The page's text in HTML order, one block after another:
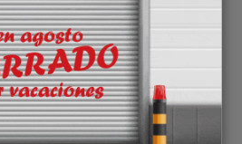
19/2001 sobre Tráfico
Forwarding inicia un
decenal entre